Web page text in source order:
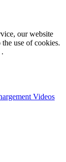
our website
use of cookies.
.
Videos